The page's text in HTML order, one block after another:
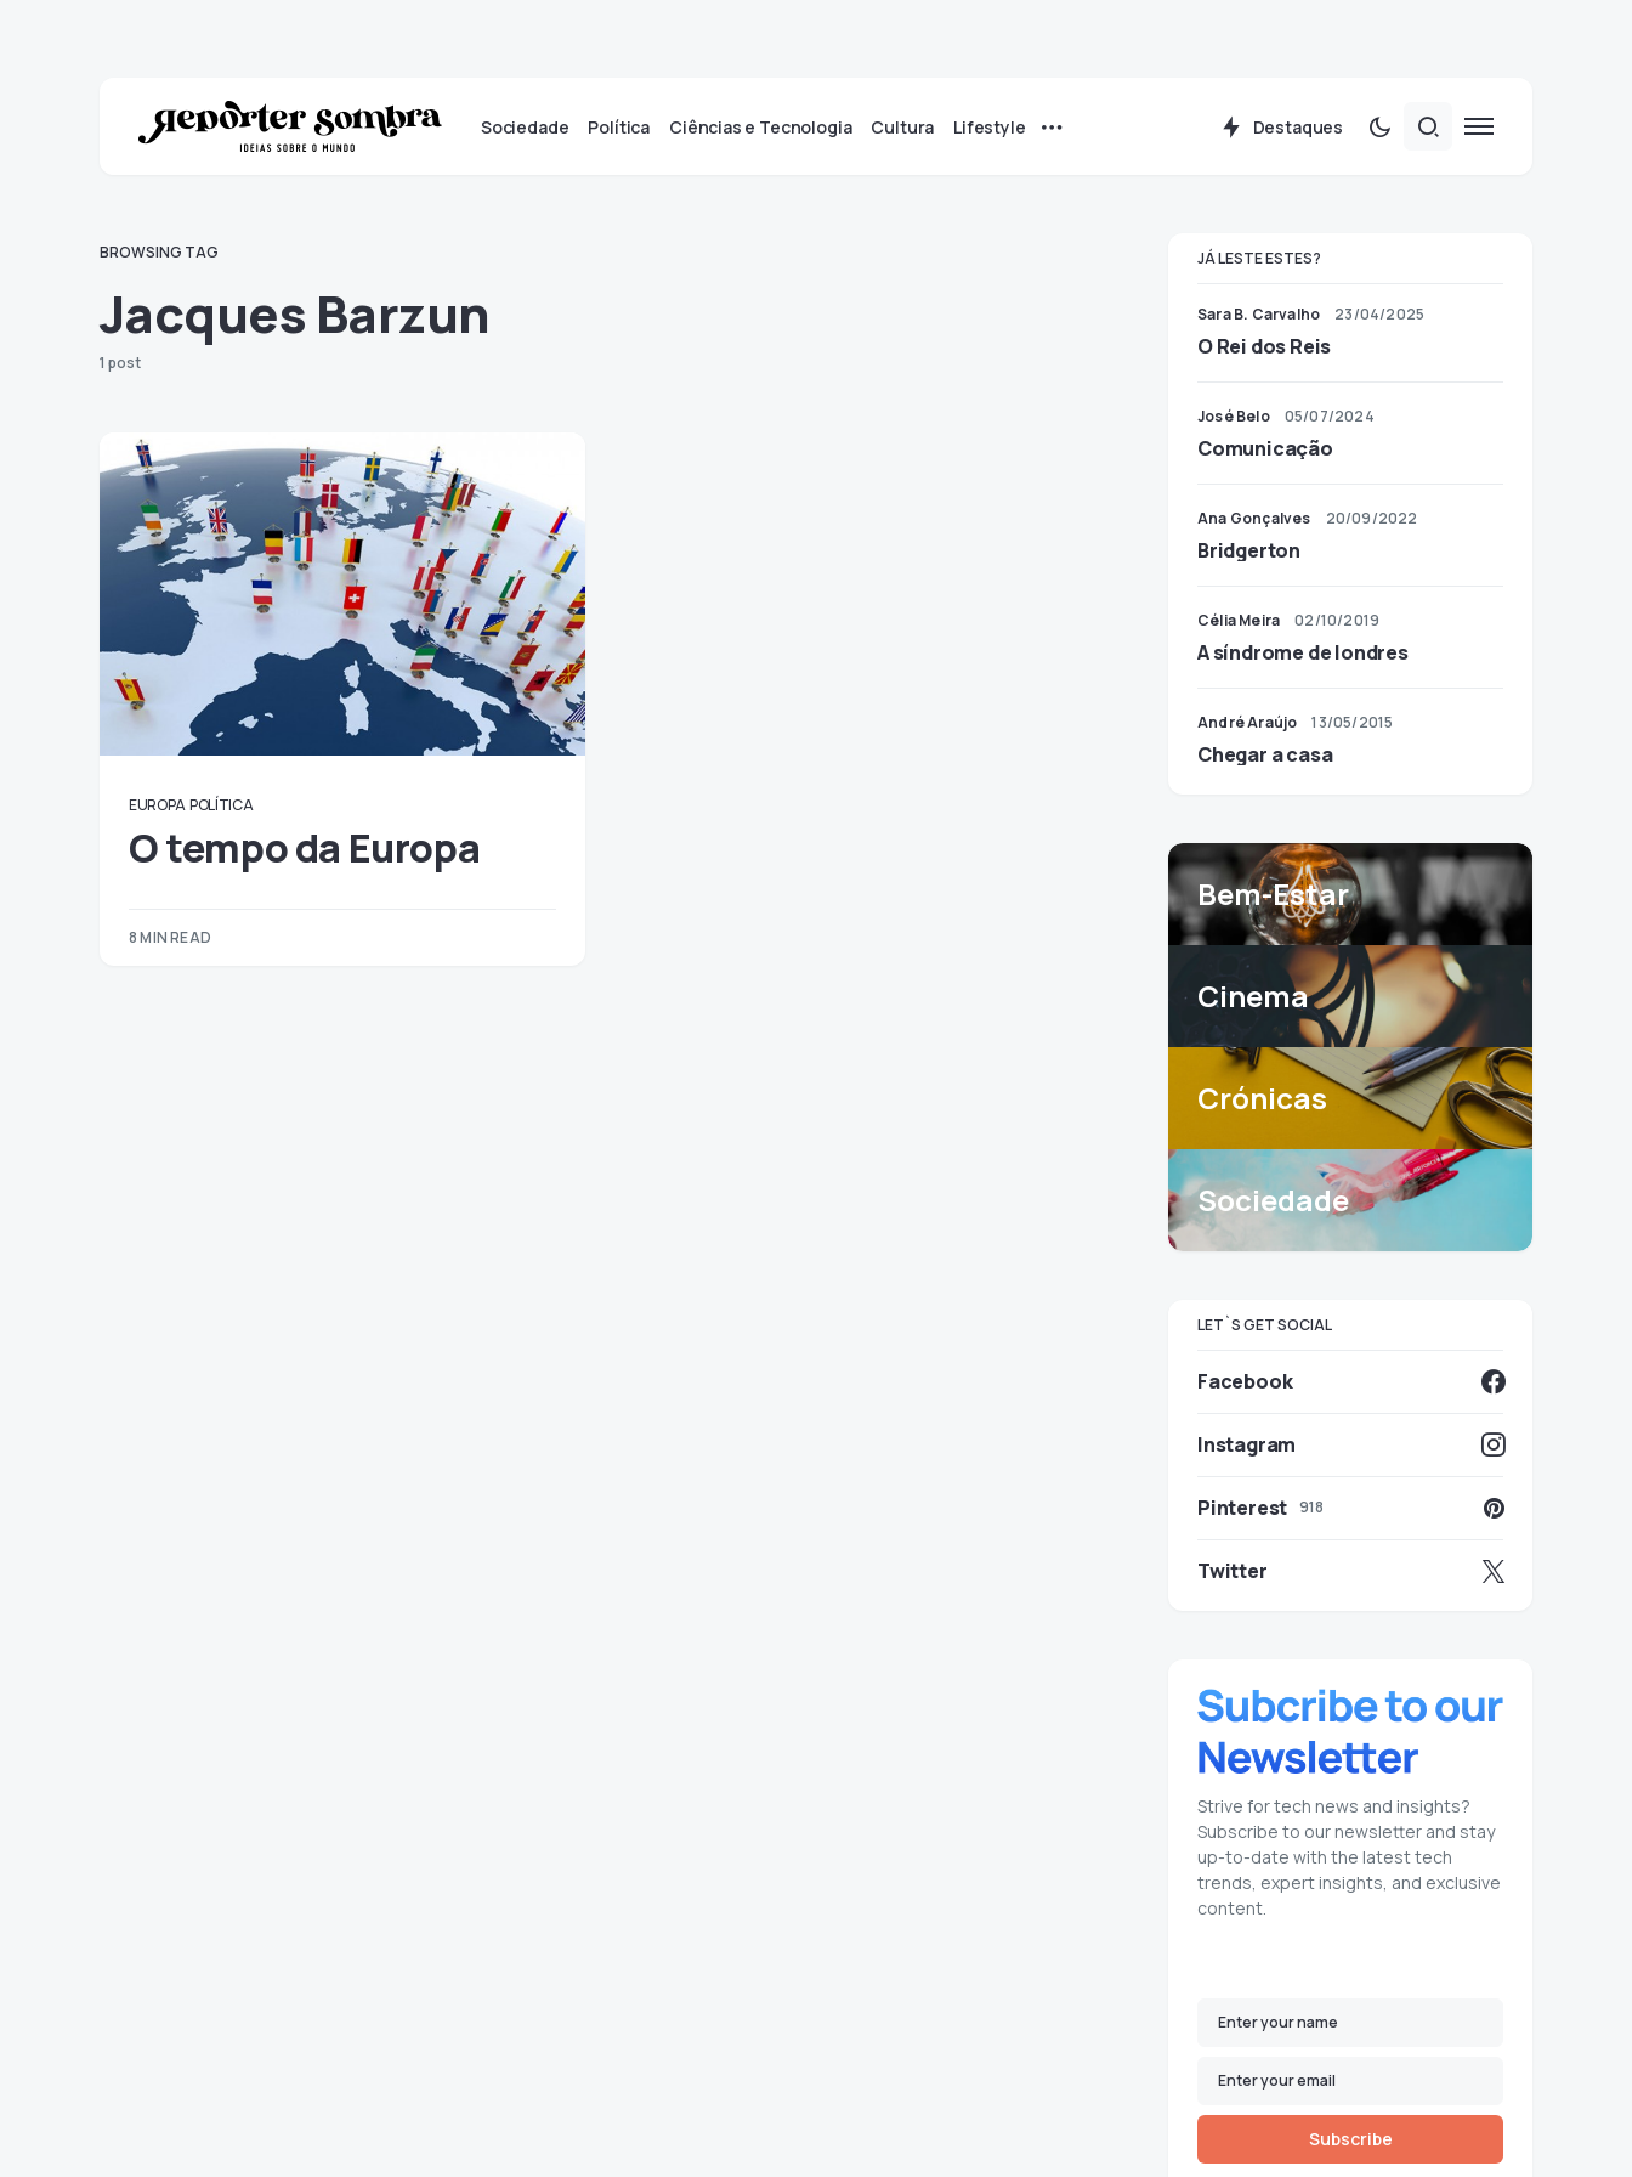
Sociedade Política Ciências e Tecnologia Cultura Lifestyle Destaques
BROWSING TAG
Jacques Barzun
1 post
EUROPA POLÍTICA
O tempo da Europa
8 MIN READ
JÁ LESTE ESTES?
Sara B. Carvalho 23/04/2025
O Rei dos Reis
José Belo 05/07/2024
Comunicação
Ana Gonçalves 20/09/2022
Bridgerton
Célia Meira 02/10/2019
A síndrome de londres
André Araújo 13/05/2015
Chegar a casa
Bem-Estar
Cinema
Crónicas
Sociedade
LET`S GET SOCIAL
Facebook
Instagram
Pinterest 918
Twitter
Strive for tech news and insights?
Subscribe to our newsletter and stay
up-to-date with the latest tech
trends, expert insights, and exclusive
content.
Subscribe